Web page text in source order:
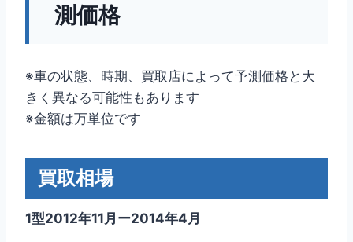
測価格
※車の状態、時期、買取店によって予測価格と大
きく異なる可能性もあります
※金額は万単位です
買取相場
1型2012年11月ー2014年4月